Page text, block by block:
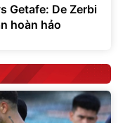
Getafe: De Zerbi
hoàn hảo